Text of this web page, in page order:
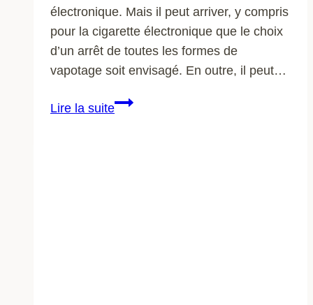
électronique. Mais il peut arriver, y compris
pour la cigarette électronique que le choix
d’un arrêt de toutes les formes de
vapotage soit envisagé. En outre, il peut…
Lire la suiteCigarette